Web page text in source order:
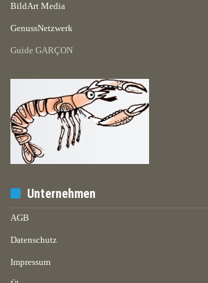
BildArt Media
GenussNetzwerk
Guide GARÇON
Unternehmen
AGB
Datenschutz
Impressum